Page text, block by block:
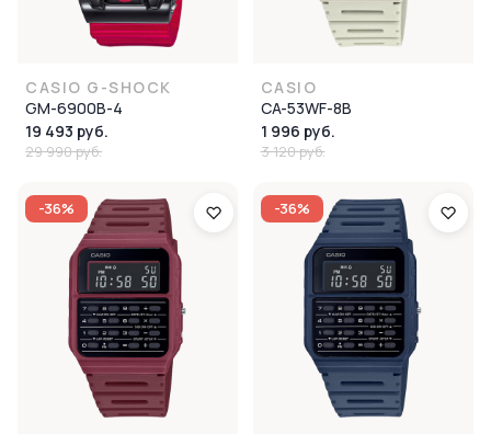
CASIO G-SHOCK
GM-6900B-4
19 493 руб.
29 990 руб.
CASIO
CA-53WF-8B
1 996 руб.
3 120 руб.
-36% -36%